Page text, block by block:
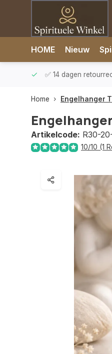
HOME Nieuw
✅ 14 dagen
Home Engelhanger
Artikelcode: R30-
10/10 (1